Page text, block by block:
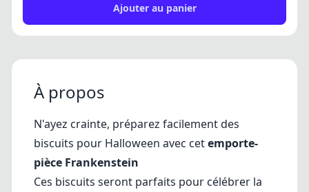
Ajouter au panier
À propos
N'ayez crainte, préparez facilement des
biscuits pour Halloween avec cetemporte-
pièce Frankenstein
Ces biscuits seront parfaits pour célébrer la